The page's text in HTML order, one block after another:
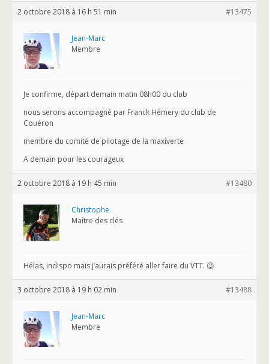
2 octobre 2018 à 16 h 51 min #13475
Jean-Marc
Membre
Je confirme, départ demain matin 08h00 du club
nous serons accompagné par Franck Hémery du club de
Couéron
membre du comité de pilotage de la maxiverte
A demain pour les courageux
2 octobre 2018 à 19 h 45 min #13480
Christophe
Maître des clés
Hélas, indispo mais j’aurais préféré aller faire du VTT. 😉
3 octobre 2018 à 19 h 02 min #13488
Jean-Marc
Membre